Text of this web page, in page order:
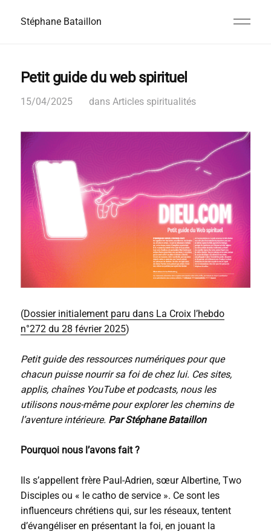
Stéphane Bataillon
Petit guide du web spirituel
15/04/2025 dans Articles spiritualités
(Dossier initialement paru dans La Croix l’hebdo
n°272 du 28 février 2025)
Petit guide des ressources numériques pour que
chacun puisse nourrir sa foi de chez lui. Ces sites,
applis, chaînes YouTube et podcasts, nous les
utilisons nous-même pour explorer les chemins de
l’aventure intérieure. Par Stéphane Bataillon
Pourquoi nous l’avons fait ?
Ils s’appellent frère Paul-Adrien, sœur Albertine, Two
Disciples ou « le catho de service ». Ce sont les
influenceurs chrétiens qui, sur les réseaux, tentent
d’évangéliser en présentant la foi, en jouant la